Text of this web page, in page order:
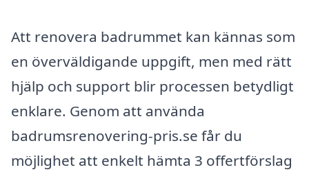
Att renovera badrummet kan kännas som
en överväldigande uppgift, men med rätt
hjälp och support blir processen betydligt
enklare. Genom att använda
badrumsrenovering-pris.se får du
möjlighet att enkelt hämta 3 offertförslag